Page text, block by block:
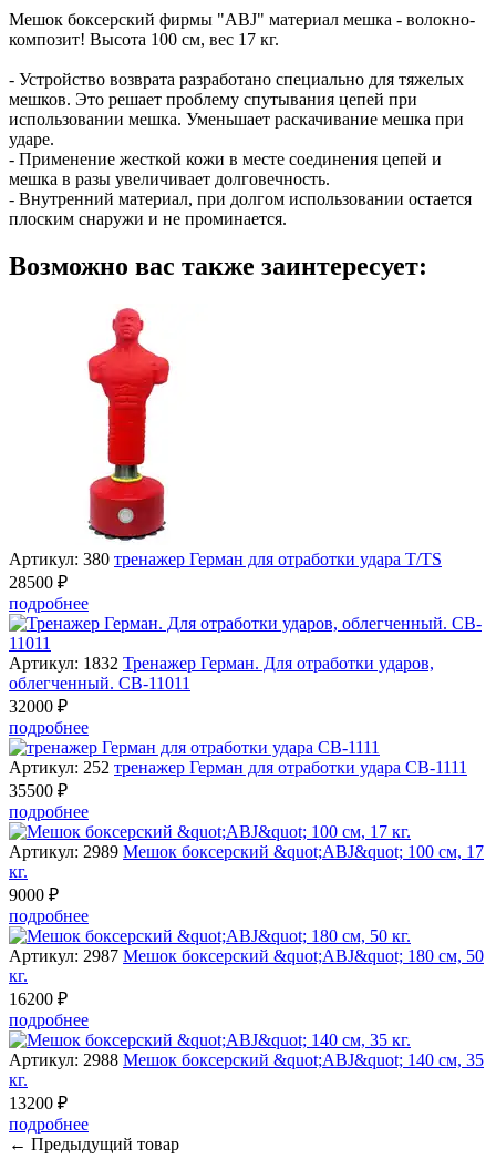
Мешок боксерский фирмы "ABJ" материал мешка - волокно-
композит! Высота 100 см, вес 17 кг.
- Устройство возврата разработано специально для тяжелых
мешков. Это решает проблему спутывания цепей при
использовании мешка. Уменьшает раскачивание мешка при
ударе.
- Применение жесткой кожи в месте соединения цепей и
мешка в разы увеличивает долговечность.
- Внутренний материал, при долгом использовании остается
плоским снаружи и не проминается.
Возможно вас также заинтересует:
Артикул: 380 тренажер Герман для отработки удара T/TS
28500 ₽
подробнее
Артикул: 1832 Тренажер Герман. Для отработки ударов,
облегченный. CB-11011
32000 ₽
подробнее
Артикул: 252 тренажер Герман для отработки удара CB-1111
35500 ₽
подробнее
Артикул: 2989 Мешок боксерский &quot;ABJ&quot; 100 см, 17
кг.
9000 ₽
подробнее
Артикул: 2987 Мешок боксерский &quot;ABJ&quot; 180 см, 50
кг.
16200 ₽
подробнее
Артикул: 2988 Мешок боксерский &quot;ABJ&quot; 140 см, 35
кг.
13200 ₽
подробнее
← Предыдущий товар